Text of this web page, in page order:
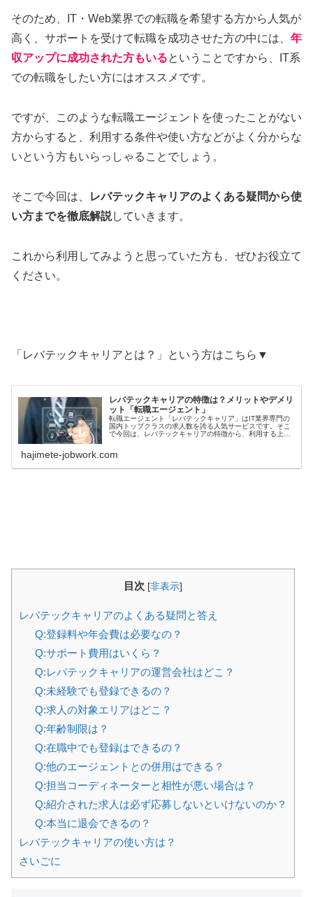
そのため、IT・Web業界での転職を希望する方から人気が
高く、サポートを受けて転職を成功させた方の中には、 年
収アップに成功された方もいるということですから、IT系
での転職をしたい方にはオススメです。
ですが、このような転職エージェントを使ったことがない
方からすると、利用する条件や使い方などがよく分からな
いという方もいらっしゃることでしょう。
そこで今回は、
レバテックキャリアのよくある疑問から使
い方までを徹底解説していきます。
これから利用してみようと思っていた方も、ぜひお役立て
ください。
「レバテックキャリアとは？」という方はこちら▼
レバテックキャリアの特徴は？メリットやデメリ
ット「転職エージェント」
転職エージェント「レバテックキャリア」はIT業界専門の
国内トップクラスの求人数を誇る人気サービスです。そこ
で今回は、レバテックキャリアの特徴から、利用する上で
も、ぜひお役立てください。
hajimete-jobwork.com
目次 [非表示]
レバテックキャリアのよくある疑問と答え
Q:登録料や年会費は必要なの？
Q:サポート費用はいくら？
Q:レバテックキャリアの運営会社はどこ？
Q:未経験でも登録できるの？
Q:求人の対象エリアはどこ？
Q:年齢制限は？
Q:在職中でも登録はできるの？
Q:他のエージェントとの併用はできる？
Q:担当コーディネーターと相性が悪い場合は？
Q:紹介された求人は必ず応募しないといけないのか？
Q:本当に退会できるの？
レバテックキャリアの使い方は？
さいごに